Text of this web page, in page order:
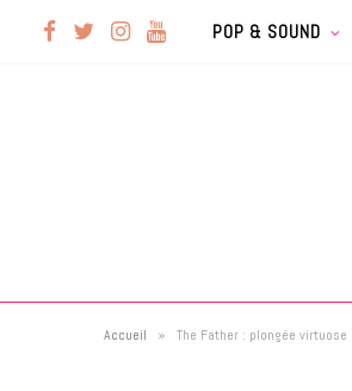
F I
g
Y POP & SOUND
Accueil » The Father : plongée